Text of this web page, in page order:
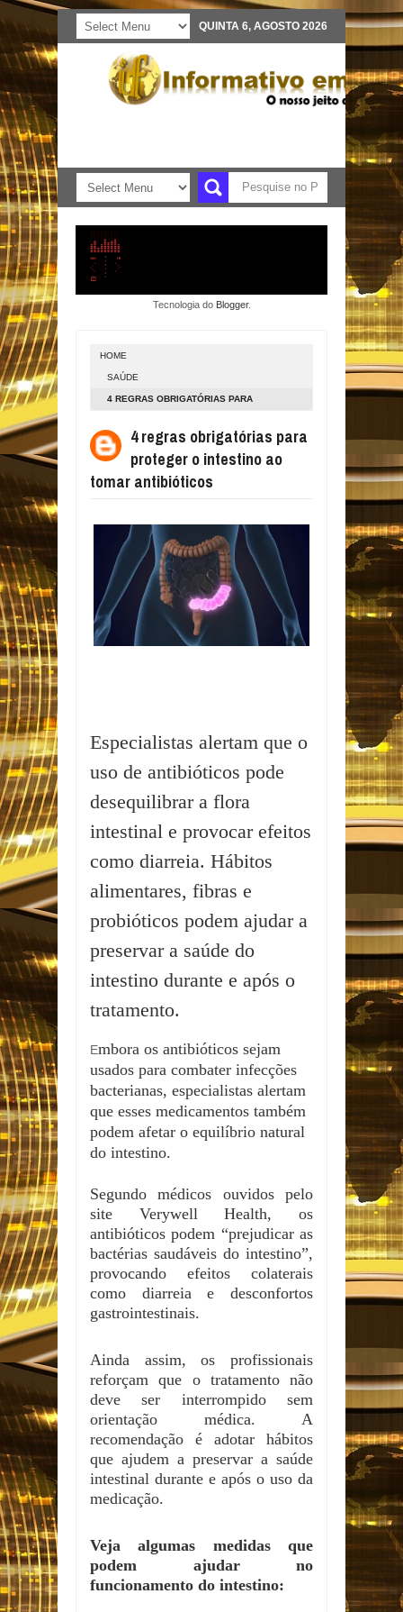
QUINTA 6, AGOSTO 2026
Tecnologia do Blogger.
HOME
SAÚDE
4 REGRAS OBRIGATÓRIAS PARA
ANTIBIÓTICOS
4 regras obrigatórias para
proteger o intestino ao
tomar antibióticos
Especialistas alertam que o
uso de antibióticos pode
desequilibrar a flora
intestinal e provocar efeitos
como diarreia. Hábitos
alimentares, fibras e
probióticos podem ajudar a
preservar a saúde do
intestino durante e após o
tratamento.
Embora os antibióticos sejam
usados para combater infecções
bacterianas, especialistas alertam
que esses medicamentos também
podem afetar o equilíbrio natural
do intestino.
Segundo médicos ouvidos pelo
site Verywell Health, os
antibióticos podem “prejudicar as
bactérias saudáveis do intestino”,
provocando efeitos colaterais
como diarreia e desconfortos
gastrointestinais.
Ainda assim, os profissionais
reforçam que o tratamento não
deve ser interrompido sem
orientação médica. A
recomendação é adotar hábitos
que ajudem a preservar a saúde
intestinal durante e após o uso da
medicação.
Veja algumas medidas que
podem ajudar no
funcionamento do intestino: